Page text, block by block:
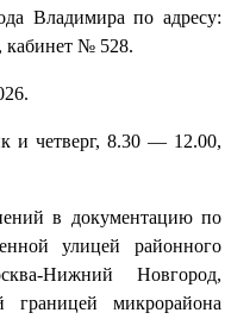
Владимира по адресу:
кабинет № 528.
и четверг, 8.30 — 12.00,
в документацию по
улицей районного
Нижний Новгород,
границей микрорайона